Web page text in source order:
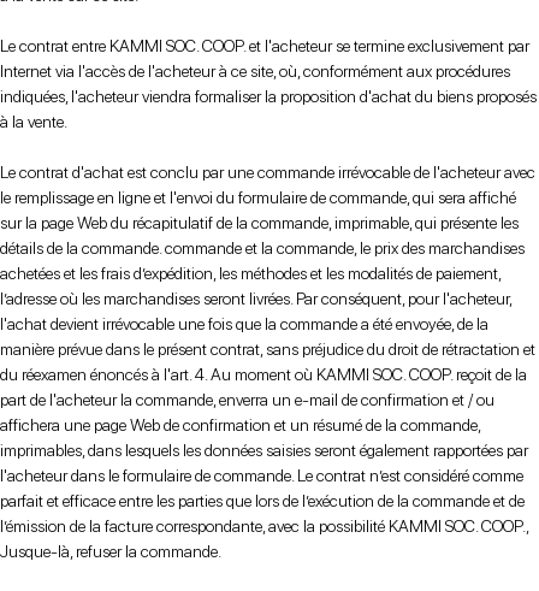
Le contrat entre KAMMI SOC. COOP. et l'acheteur se termine exclusivement par
Internet via l'accès de l'acheteur à ce site, où, conformément aux procédures
indiquées, l'acheteur viendra formaliser la proposition d'achat du biens proposés
à la vente.
Le contrat d'achat est conclu par une commande irrévocable de l'acheteur avec
le remplissage en ligne et l'envoi du formulaire de commande, qui sera affiché
sur la page Web du récapitulatif de la commande, imprimable, qui présente les
détails de la commande. commande et la commande, le prix des marchandises
achetées et les frais d’expédition, les méthodes et les modalités de paiement,
l’adresse où les marchandises seront livrées. Par conséquent, pour l'acheteur,
l'achat devient irrévocable une fois que la commande a été envoyée, de la
manière prévue dans le présent contrat, sans préjudice du droit de rétractation et
du réexamen énoncés à l'art. 4. Au moment où KAMMI SOC. COOP. reçoit de la
part de l'acheteur la commande, enverra un e-mail de confirmation et / ou
affichera une page Web de confirmation et un résumé de la commande,
imprimables, dans lesquels les données saisies seront également rapportées par
l'acheteur dans le formulaire de commande. Le contrat n’est considéré comme
parfait et efficace entre les parties que lors de l’exécution de la commande et de
l’émission de la facture correspondante, avec la possibilité KAMMI SOC. COOP.,
Jusque-là, refuser la commande.